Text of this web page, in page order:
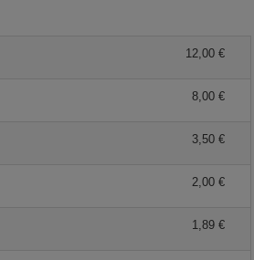
12,00 €
8,00 €
3,50 €
2,00 €
1,89 €